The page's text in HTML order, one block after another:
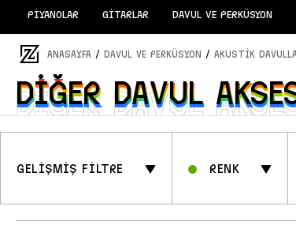
PİYANOLAR GİTARLAR DAVUL VE PERKÜSYON
ANASAYFA / DAVUL ve PERKÜSYON / AKUSTİK
DİĞER DAVUL
DİĞER DAVUL
GELİŞMİŞ FİLTRE Renk